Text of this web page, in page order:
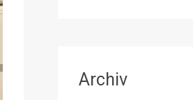
Archiv